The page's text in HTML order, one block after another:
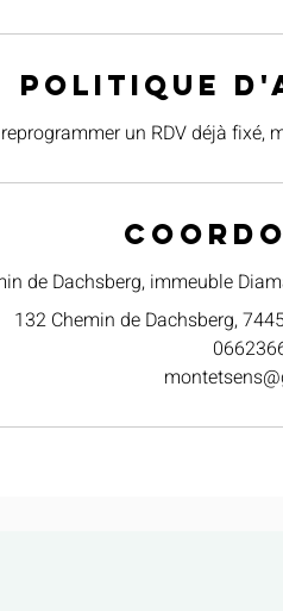
Politique
un RDV déjà
de Dachsberg, immeuble
132 Chemin de Dachsberg,